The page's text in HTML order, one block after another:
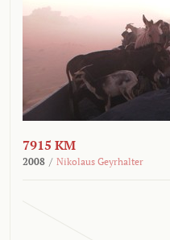
7915 KM
2008 / Nikolaus Geyrhalter